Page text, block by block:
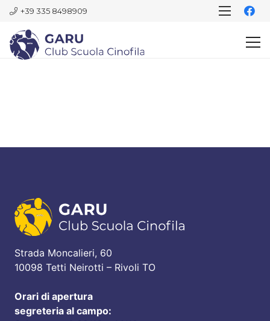
+39 335 8498909
Strada Moncalieri, 60
10098 Tetti Neirotti – Rivoli TO
Orari di apertura
segreteria al campo: